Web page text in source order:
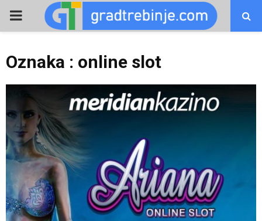
PRIMARY
Oznaka : online slot